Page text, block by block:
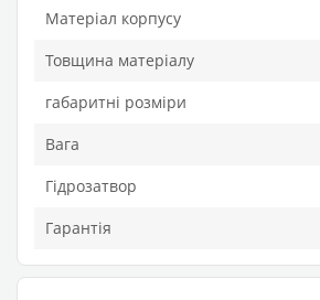
Матеріал корпусу
Товщина матеріалу
габаритні розміри
Вага
Гідрозатвор
Гарантія